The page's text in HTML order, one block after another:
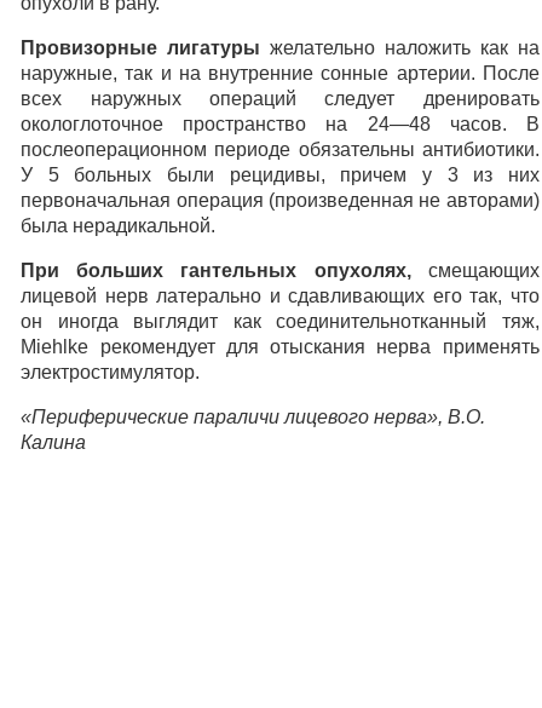
Провизорные лигатуры желательно наложить как на
наружные, так и на внутренние сонные артерии. После
всех наружных операций следует дренировать
окологлоточное пространство на 24—48 часов. В
послеоперационном периоде обязательны антибиотики.
У 5 больных были рецидивы, причем у 3 из них
первоначальная операция (произведенная не авторами)
была нерадикальной.
При больших гантельных опухолях,смещающих
лицевой нерв латерально и сдавливающих его так, что
он иногда выглядит как соединительнотканный тяж,
Miehlke рекомендует для отыскания нерва применять
электростимулятор.
«Периферические параличи лицевого нерва», В.О.
Калина